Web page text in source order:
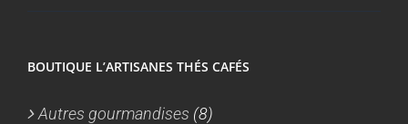
BOUTIQUE L’ARTISANES THÉS CAFÉS
Autres gourmandises (8)